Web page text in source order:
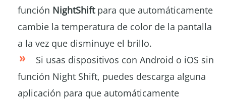
función NightShiftpara que automáticamente
cambie la temperatura de color de la pantalla
a la vez que disminuye el brillo.
Si usas dispositivos con Android o iOS sin
función Night Shift, puedes descarga alguna
aplicación para que automáticamente